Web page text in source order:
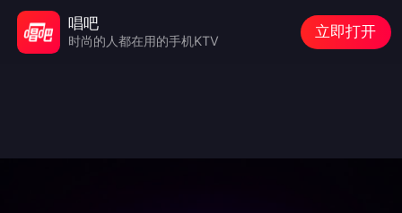
唱吧
时尚的人都在用的手机KTV
立即打开